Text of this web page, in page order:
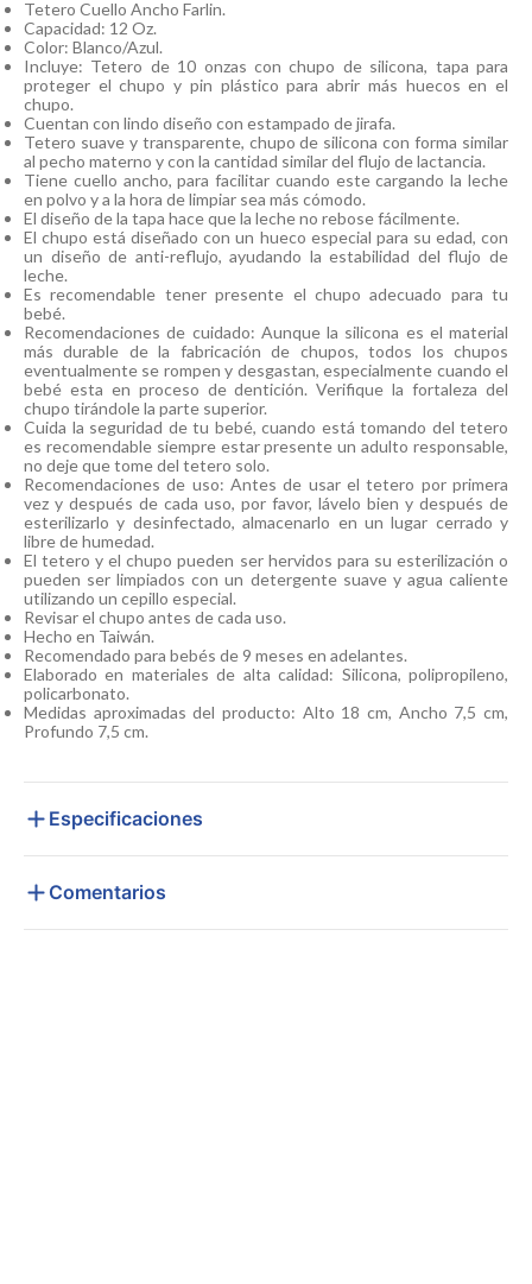
Tetero Cuello Ancho Farlin.
Capacidad: 12 Oz.
Color: Blanco/Azul.
Incluye: Tetero de 10 onzas con chupo de silicona, tapa para
proteger el chupo y pin plástico para abrir más huecos en el
chupo.
Cuentan con lindo diseño con estampado de jirafa.
Tetero suave y transparente, chupo de silicona con forma similar
al pecho materno y con la cantidad similar del flujo de lactancia.
Tiene cuello ancho, para facilitar cuando este cargando la leche
en polvo y a la hora de limpiar sea más cómodo.
El diseño de la tapa hace que la leche no rebose fácilmente.
El chupo está diseñado con un hueco especial para su edad, con
un diseño de anti-reflujo, ayudando la estabilidad del flujo de
leche.
Es recomendable tener presente el chupo adecuado para tu
bebé.
Recomendaciones de cuidado: Aunque la silicona es el material
más durable de la fabricación de chupos, todos los chupos
eventualmente se rompen y desgastan, especialmente cuando el
bebé esta en proceso de dentición. Verifique la fortaleza del
chupo tirándole la parte superior.
Cuida la seguridad de tu bebé, cuando está tomando del tetero
es recomendable siempre estar presente un adulto responsable,
no deje que tome del tetero solo.
Recomendaciones de uso: Antes de usar el tetero por primera
vez y después de cada uso, por favor, lávelo bien y después de
esterilizarlo y desinfectado, almacenarlo en un lugar cerrado y
libre de humedad.
El tetero y el chupo pueden ser hervidos para su esterilización o
pueden ser limpiados con un detergente suave y agua caliente
utilizando un cepillo especial.
Revisar el chupo antes de cada uso.
Hecho en Taiwán.
Recomendado para bebés de 9 meses en adelantes.
Elaborado en materiales de alta calidad: Silicona, polipropileno,
policarbonato.
Medidas aproximadas del producto: Alto 18 cm, Ancho 7,5 cm,
Profundo 7,5 cm.
Especificaciones
Comentarios